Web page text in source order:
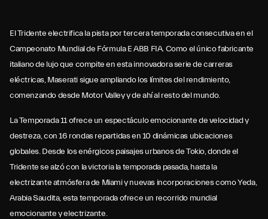
El Tridente electrifica la pista por tercera temporada consecutiva en el
Campeonato Mundial de Fórmula E ABB FIA. Como el único fabricante
italiano de lujo que compite en esta innovadora serie de carreras
eléctricas, Maserati sigue ampliando los límites del rendimiento,
comenzando desde Motor Valley y de ahí al resto del mundo.
La Temporada 11 ofrece un espectáculo emocionante de velocidad y
destreza, con 16 rondas repartidas en 10 dinámicas ubicaciones
globales. Desde los enérgicos paisajes urbanos de Tokio, donde el
Tridente se alzó con la victoria la temporada pasada, hasta la
electrizante atmósfera de Miami y nuevas incorporaciones como Yeda,
Arabia Saudita, esta temporada ofrece un recorrido mundial
emocionante y electrizante.